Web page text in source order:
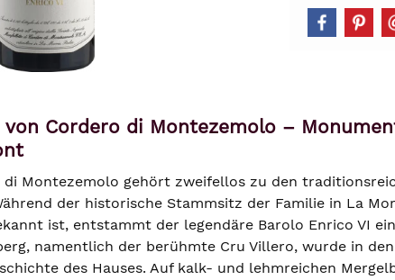
von Cordero di Montezemolo –
di Montezemolo gehört zweifellos zu den
der historische Stammsitz der Familie in La
ist, entstammt der legendäre Barolo Enrico VI
namentlich der berühmte Cru Villero, wurde in
des Hauses. Auf kalk- und lehmreichen